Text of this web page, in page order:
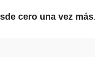
cero una vez más.